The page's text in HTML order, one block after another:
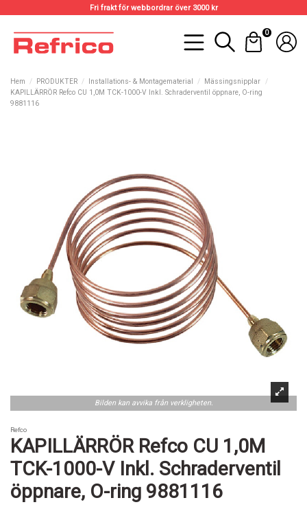
Fri frakt för webbordrar över 3000 kr
0
Hem PRODUKTER Installations- & Montagematerial
Mässingsnipplar
KAPILLÄRRÖR Refco CU 1,0M TCK-1000-V Inkl. Schraderventil öppnare, O-ring
9881116
Bilden kan avvika från verkligheten.
Refco
KAPILLÄRRÖR Refco CU 1,0M
TCK-1000-V Inkl. Schraderventil
öppnare, O-ring 9881116